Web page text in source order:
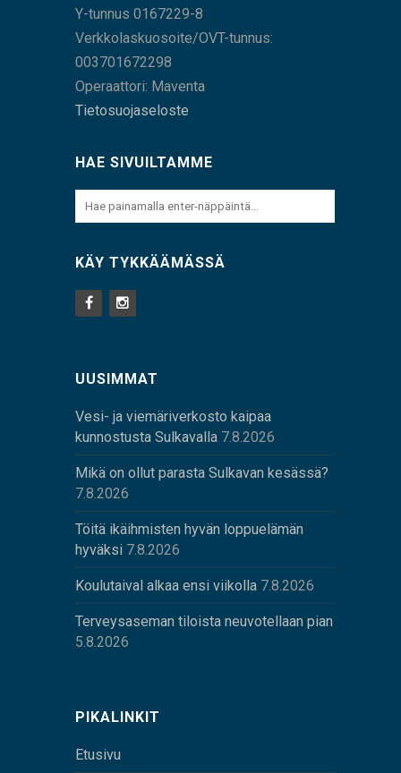
Y-tunnus 0167229-8
Verkkolaskuosoite/OVT-tunnus:
003701672298
Operaattori: Maventa
Tietosuojaseloste
HAE SIVUILTAMME
KÄY TYKKÄÄMÄSSÄ
UUSIMMAT
Vesi- ja viemäriverkosto kaipaa
kunnostusta Sulkavalla 7.8.2026
Mikä on ollut parasta Sulkavan kesässä?
7.8.2026
Töitä ikäihmisten hyvän loppuelämän
hyväksi 7.8.2026
Koulutaival alkaa ensi viikolla 7.8.2026
Terveysaseman tiloista neuvotellaan pian
5.8.2026
PIKALINKIT
Etusivu